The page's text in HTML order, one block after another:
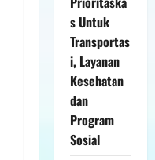
s Untuk
Transportas
i, Layanan
Kesehatan
dan
Program
Sosial